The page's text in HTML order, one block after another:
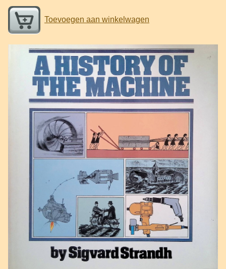
Toevoegen aan winkelwagen